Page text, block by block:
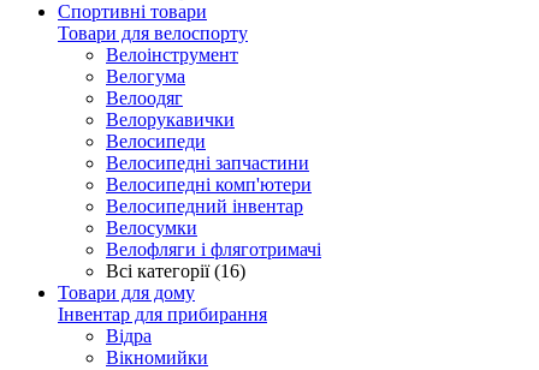
Спортивні товари
Товари для велоспорту
Велоінструмент
Велогума
Велоодяг
Велорукавички
Велосипеди
Велосипедні запчастини
Велосипедні комп'ютери
Велосипедний інвентар
Велосумки
Велофляги і фляготримачі
Всі категорії (16)
Товари для дому
Інвентар для прибирання
Відра
Вікномийки